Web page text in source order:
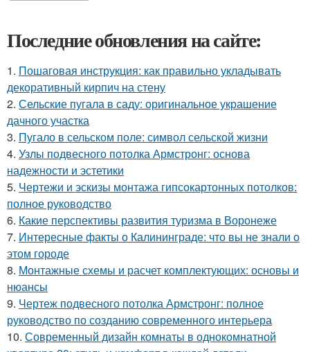
Последние обновления на сайте:
1. Пошаговая инструкция: как правильно укладывать
декоративный кирпич на стену
2. Сельские пугала в саду: оригинальное украшение
дачного участка
3. Пугало в сельском поле: символ сельской жизни
4. Узлы подвесного потолка Армстронг: основа
надежности и эстетики
5. Чертежи и эскизы монтажа гипсокартонных потолков:
полное руководство
6. Какие перспективы развития туризма в Воронеже
7. Интересные факты о Калининграде: что вы не знали о
этом городе
8. Монтажные схемы и расчет комплектующих: основы и
нюансы
9. Чертеж подвесного потолка Армстронг: полное
руководство по созданию современного интерьера
10. Современный дизайн комнаты в однокомнатной